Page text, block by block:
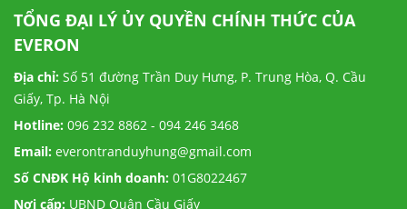
TỔNG ĐẠI LÝ ỦY QUYỀN CHÍNH THỨC CỦA
EVERON
Địa chỉ: Số 51 đường Trần Duy Hưng, P. Trung Hòa, Q. Cầu
Giấy, Tp. Hà Nội
Hotline: 096 232 8862 - 094 246 3468
Email: everontranduyhung@gmail.com
Số CNĐK Hộ kinh doanh: 01G8022467
Nơi cấp: UBND Quận Cầu Giấy